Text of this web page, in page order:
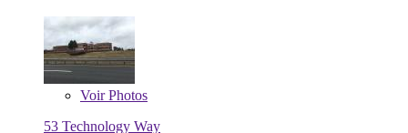
VoirPhotos
53 Technology Way